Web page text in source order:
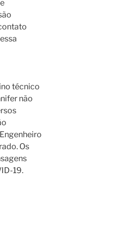
técnico
não
Os
19.